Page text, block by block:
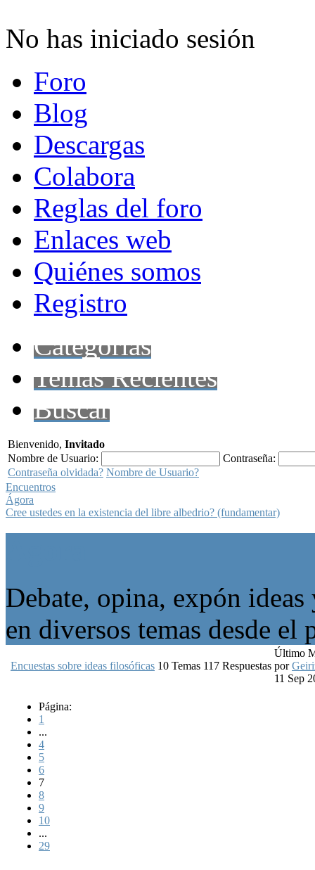
No has iniciado sesión
Foro
Blog
Descargas
Colabora
Reglas del foro
Enlaces web
Quiénes somos
Registro
Categorías
Temas Recientes
Buscar
Bienvenido, Invitado
Nombre de Usuario:
Contraseña:
Contraseña olvidada? Nombre de Usuario?
Encuentros
Ágora
Cree ustedes en la existencia del libre albedrio? (fundamentar)
Debate, opina, expón
en diversos temas desde
Encuestas sobre ideas filosóficas 10 Temas 117 Respuestas
Último
por
11 Sep
Página:
1
...
4
5
6
7
8
9
10
...
29